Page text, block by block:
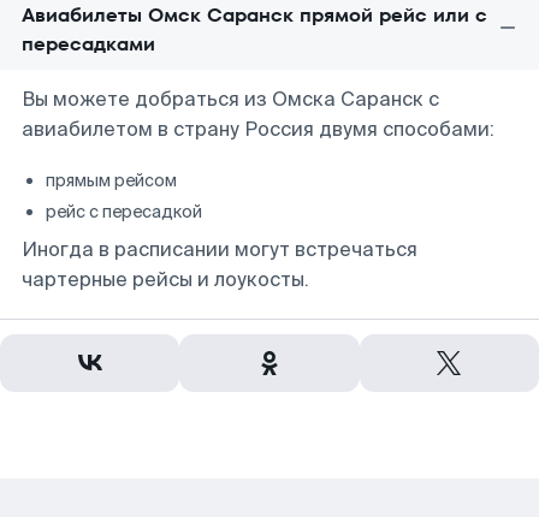
Авиабилеты Омск Саранск прямой рейс или с
пересадками
Вы можете добраться из Омска Саранск с
авиабилетом в страну Россия двумя способами:
прямым рейсом
рейс с пересадкой
Иногда в расписании могут встречаться
чартерные рейсы и лоукосты.